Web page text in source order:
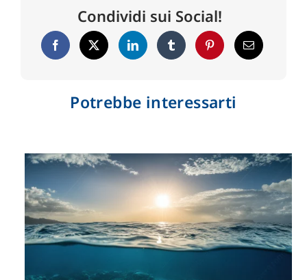
Condividi sui Social!
Potrebbe interessarti